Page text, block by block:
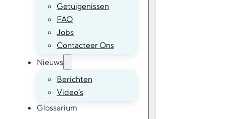
Getuigenissen
FAQ
Jobs
Contacteer Ons
Nieuws
Berichten
Video’s
Glossarium